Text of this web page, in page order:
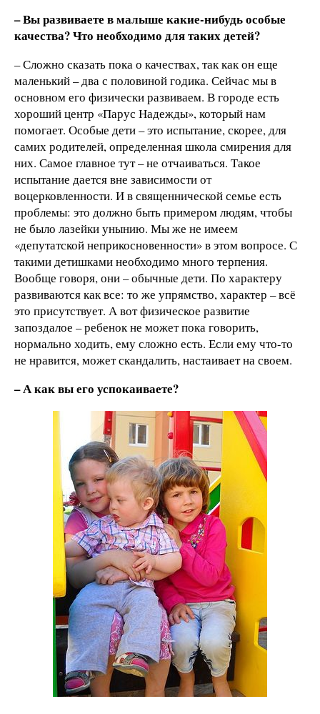
– Вы развиваете в малыше какие-нибудь особые
качества? Что необходимо для таких детей?
– Сложно сказать пока о качествах, так как он еще
маленький – два с половиной годика. Сейчас мы в
основном его физически развиваем. В городе есть
хороший центр «Парус Надежды», который нам
помогает. Особые дети – это испытание, скорее, для
самих родителей, определенная школа смирения для
них. Самое главное тут – не отчаиваться. Такое
испытание дается вне зависимости от
воцерковленности. И в священнической семье есть
проблемы: это должно быть примером людям, чтобы
не было лазейки унынию. Мы же не имеем
«депутатской неприкосновенности» в этом вопросе. С
такими детишками необходимо много терпения.
Вообще говоря, они – обычные дети. По характеру
развиваются как все: то же упрямство, характер – всё
это присутствует. А вот физическое развитие
запоздалое – ребенок не может пока говорить,
нормально ходить, ему сложно есть. Если ему что-то
не нравится, может скандалить, настаивает на своем.
– А как вы его успокаиваете?